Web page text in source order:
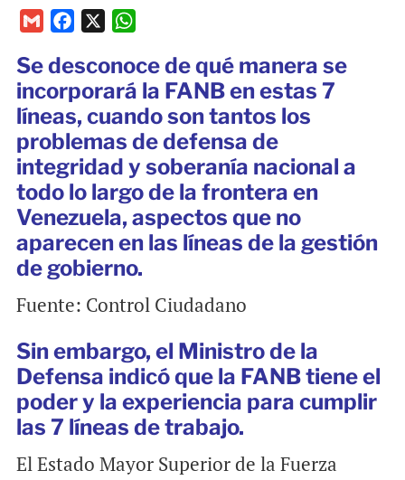
a
i
l
c
e
b
o
o
k
a
t
s
A
p
p
Se desconoce de qué manera se
incorporará la FANB en estas 7
líneas, cuando son tantos los
problemas de defensa de
integridad y soberanía nacional a
todo lo largo de la frontera en
Venezuela, aspectos que no
aparecen en las líneas de la gestión
de gobierno.
Fuente: Control Ciudadano
Sin embargo, el Ministro de la
Defensa indicó que la FANB tiene el
poder y la experiencia para cumplir
las 7 líneas de trabajo.
El Estado Mayor Superior de la Fuerza